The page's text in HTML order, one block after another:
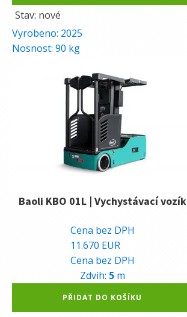
Stav: nové
Vyrobeno: 2025
Nosnost: 90 kg
Baoli KBO 01L | Vychystávací vozík
Cena bez DPH
11.670 EUR
Cena bez DPH
Zdvih: 5 m
PŘIDAT DO KOŠÍKU